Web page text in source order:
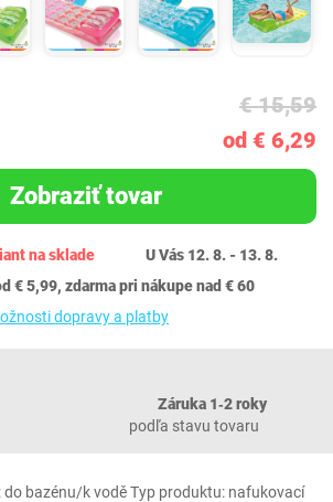
€ 15,59
od € 6,29
Zobraziť tovar
na sklade
U Vás 12. 8. - 13. 8.
€ 5,99, zdarma pri nákupe nad € 60
dopravy a platby
Záruka 1‐2 roky
podľa stavu tovaru
do bazénu/k vodě Typ produktu: nafukovací